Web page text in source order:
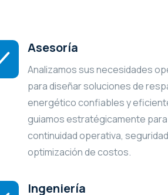
Asesoría
Analizamos sus necesidades
para diseñar soluciones de
energético confiables y
guiamos estratégicamente
continuidad operativa,
optimización de costos.
Ingeniería